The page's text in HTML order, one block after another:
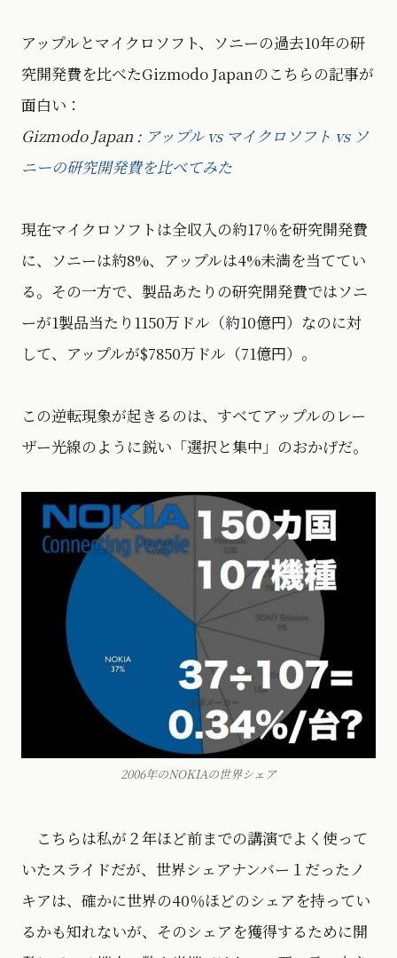
アップルとマイクロソフト、ソニーの過去10年の研
究開発費を比べたGizmodo Japanのこちらの記事が
面白い：
Gizmodo Japan : アップル vs マイクロソフト vs ソ
ニーの研究開発費を比べてみた
現在マイクロソフトは全収入の約17％を研究開発費
に、ソニーは約8%、アップルは4%未満を当ててい
る。その一方で、製品あたりの研究開発費ではソニ
ーが1製品当たり1150万ドル（約10億円）なのに対
して、アップルが$7850万ドル（71億円）。
この逆転現象が起きるのは、すべてアップルのレー
ザー光線のように鋭い「選択と集中」のおかげだ。
2006年のNOKIAの世界シェア
こちらは私が２年ほど前までの講演でよく使って
いたスライドだが、世界シェアナンバー１だったノ
キアは、確かに世界の40％ほどのシェアを持ってい
るかも知れないが、そのシェアを獲得するために開